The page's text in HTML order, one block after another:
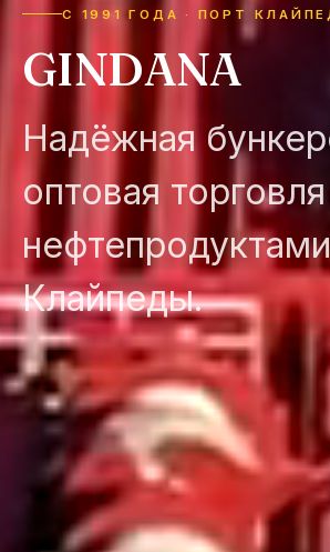
С 1991 ГОДА · ПОРТ
GINDANA
Надёжная
оптовая торговля
Клайпеды.